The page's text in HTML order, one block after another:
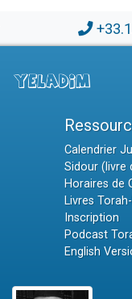
Calendrier
Sidour (livre
Horaires de
Livres
Inscription
Podcast
English